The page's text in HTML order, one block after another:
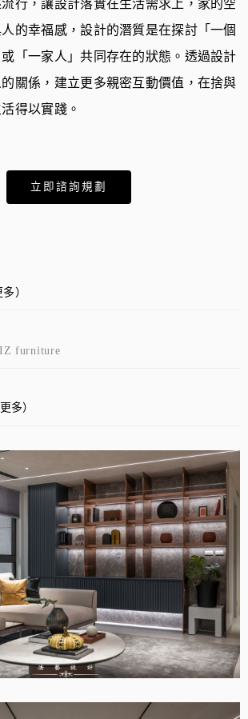
行，讓設計落實在生活需求上，家的空
的幸福感，設計的潛質是在探討「一個
「一家人」共同存在的狀態。透過設計
關係，建立更多親密互動價值，在捨與
得以實踐。
立即諮詢規劃
）
furniture
多）